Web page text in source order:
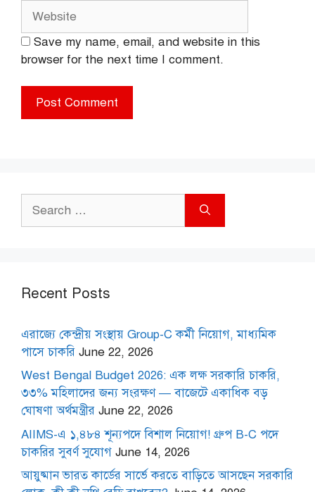
Save my name, email, and website in this
browser for the next time I comment.
for:
Recent Posts
এরাজ্যে কেন্দ্রীয় সংস্থায় Group-C কর্মী নিয়োগ, মাধ্যমিক
পাসে চাকরি June 22, 2026
West Bengal Budget 2026: এক লক্ষ সরকারি চাকরি,
৩৩% মহিলাদের জন্য সংরক্ষণ — বাজেটে একাধিক বড়
ঘোষণা অর্থমন্ত্রীর June 22, 2026
AIIMS-এ ১,৪৮৪ শূন্যপদে বিশাল নিয়োগ! গ্রুপ B-C পদে
চাকরির সুবর্ণ সুযোগ June 14, 2026
আয়ুষ্মান ভারত কার্ডের সার্ভে করতে বাড়িতে আসছেন সরকারি